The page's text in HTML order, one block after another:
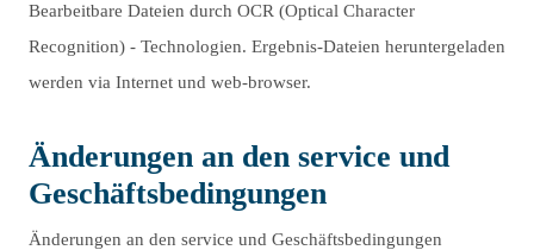
Bearbeitbare Dateien durch OCR (Optical Character
Recognition) - Technologien. Ergebnis-Dateien heruntergeladen
werden via Internet und web-browser.
Änderungen an den service und
Geschäftsbedingungen
Änderungen an den service und Geschäftsbedingungen